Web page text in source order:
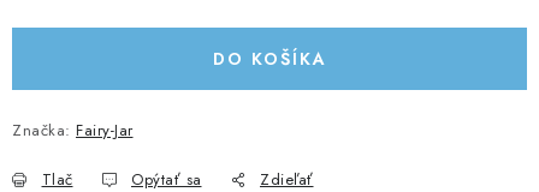
Podmienky ochrany osobných údajov
DO KOŠÍKA
Značka: Fairy-Jar
Tlač Opýtať sa Zdieľať